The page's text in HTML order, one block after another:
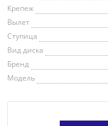
Крепеж
Вылет
Ступица
Вид диска
Бренд
Модель